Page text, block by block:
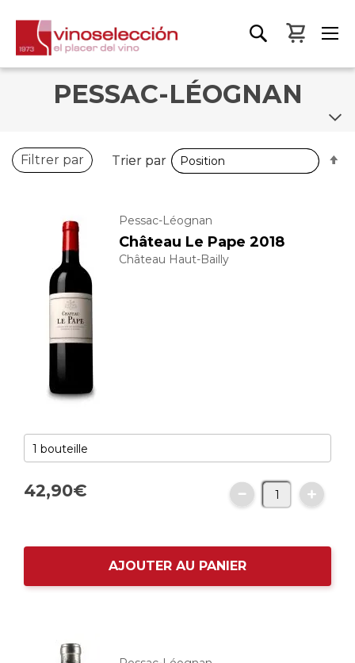
Mon
PESSAC-LÉOGNAN
Pessac-Léognan
Château Le Pape 2018
Château Haut-Bailly
42,90€
AJOUTER AU PANIER
Filtrer par Trier par
Trier par